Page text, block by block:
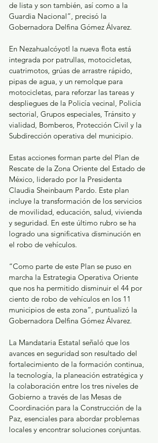
de lista y son también, así como a la
Guardia Nacional”, precisó la
Gobernadora Delfina Gómez Álvarez.
En Nezahualcóyotl la nueva flota está
integrada por patrullas, motocicletas,
cuatrimotos, grúas de arrastre rápido,
pipas de agua, y un remolque para
motocicletas, para reforzar las tareas y
despliegues de la Policía vecinal, Policía
sectorial, Grupos especiales, Tránsito y
vialidad, Bomberos, Protección Civil y la
Subdirección operativa del municipio.
Estas acciones forman parte del Plan de
Rescate de la Zona Oriente del Estado de
México, liderado por la Presidenta
Claudia Sheinbaum Pardo. Este plan
incluye la transformación de los servicios
de movilidad, educación, salud, vivienda
y seguridad. En este último rubro se ha
logrado una significativa disminución en
el robo de vehículos.
“Como parte de este Plan se puso en
marcha la Estrategia Operativa Oriente
que nos ha permitido disminuir el 44 por
ciento de robo de vehículos en los 11
municipios de esta zona”, puntualizó la
Gobernadora Delfina Gómez Álvarez.
La Mandataria Estatal señaló que los
avances en seguridad son resultado del
fortalecimiento de la formación continua,
la tecnología, la planeación estratégica y
la colaboración entre los tres niveles de
Gobierno a través de las Mesas de
Coordinación para la Construcción de la
Paz, esenciales para abordar problemas
locales y encontrar soluciones conjuntas.